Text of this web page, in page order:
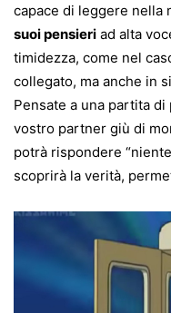
capace di leggere nella
suoi pensieri ad alta
timidezza, come nel
collegato, ma anche in
Pensate a una partita
vostro partner giù di
potrà rispondere
scoprirà la verità,